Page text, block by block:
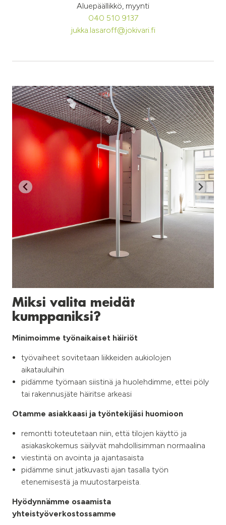
Aluepäällikkö, myynti
040 510 9137
jukka.lasaroff@jokivari.fi
Miksi valita meidät
kumppaniksi?
Minimoimme työnaikaiset häiriöt​
työvaiheet sovitetaan liikkeiden aukiolojen
aikatauluihin​
pidämme työmaan siistinä ja huolehdimme, ettei pöly
tai rakennusjäte häiritse arkeasi​
Otamme asiakkaasi ja työntekijäsi huomioon​
remontti toteutetaan niin, että tilojen käyttö ja
asiakaskokemus säilyvät mahdollisimman normaalina​
viestintä on avointa ja ajantasaista​
pidämme sinut jatkuvasti ajan tasalla työn
etenemisestä ja muutostarpeista.​
Hyödynnämme osaamista
yhteistyöverkostossamme